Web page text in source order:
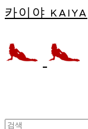
카이야 KAIYA